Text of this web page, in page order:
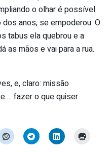
o olhar é possível
anos, se empoderou. O
tabus ela quebrou e a
as mãos e vai para a rua.
e, claro: missão
fazer o que quiser.